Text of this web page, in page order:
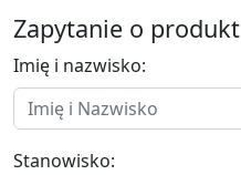
Zapytanie o produkt
Imię i nazwisko:
Stanowisko: